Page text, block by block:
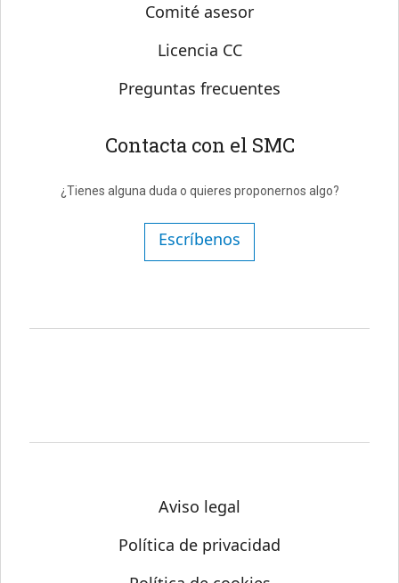
Comité asesor
Licencia CC
Preguntas frecuentes
Contacta con el SMC
¿Tienes alguna duda o quieres proponernos algo?
Escríbenos
Aviso legal
Política de privacidad